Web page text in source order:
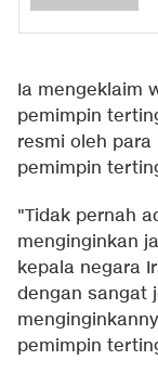
Ia mengeklaim
pemimpin
resmi oleh para
pemimpin
"Tidak pernah
menginginkan
kepala negara
dengan sangat
pemimpin